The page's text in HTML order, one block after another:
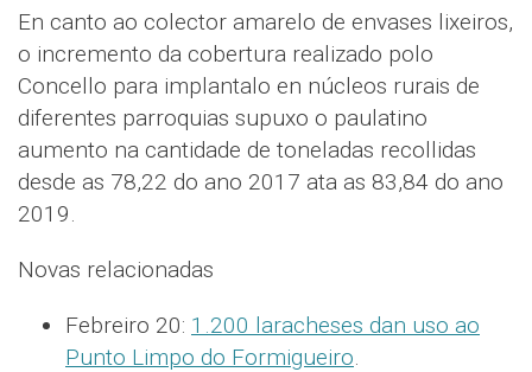
En canto ao colector amarelo de envases lixeiros,
o incremento da cobertura realizado polo
Concello para implantalo en núcleos rurais de
diferentes parroquias supuxo o paulatino
aumento na cantidade de toneladas recollidas
desde as 78,22 do ano 2017 ata as 83,84 do ano
2019.
Novas relacionadas
Febreiro 20: 1.200 laracheses dan uso ao
Punto Limpo do Formigueiro.